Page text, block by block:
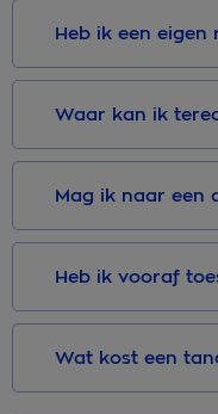
Heb ik een eigen
Waar kan ik
Mag ik naar een
Heb ik vooraf
Wat kost een